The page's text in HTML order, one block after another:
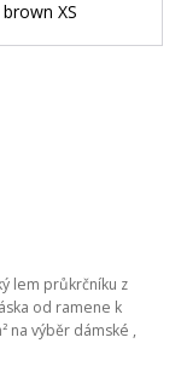
lem průkrčníku z
od ramene k
na výběr dámské ,